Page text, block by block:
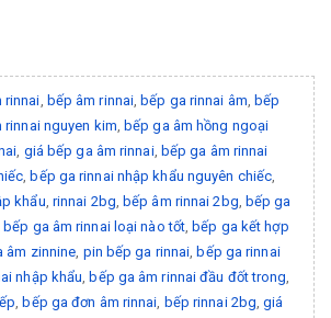
rinnai, bếp âm rinnai, bếp ga rinnai âm, bếp
rinnai nguyen kim, bếp ga âm hồng ngoại
, giá bếp ga âm rinnai, bếp ga âm rinnai
, bếp ga rinnai nhập khẩu nguyên chiếc,
khẩu, rinnai 2bg, bếp âm rinnai 2bg, bếp ga
bếp ga âm rinnai loại nào tốt, bếp ga kết hợp
âm zinnine, pin bếp ga rinnai, bếp ga rinnai
nhập khẩu, bếp ga âm rinnai đầu đốt trong,
, bếp ga đơn âm rinnai, bếp rinnai 2bg,giá